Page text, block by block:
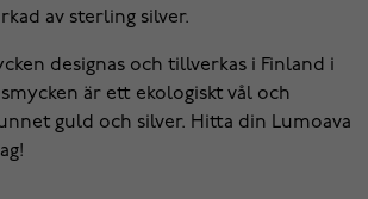
av sterling silver.
designas och tillverkas i Finland i
är ett ekologiskt vål och
guld och silver. Hitta din Lumoava